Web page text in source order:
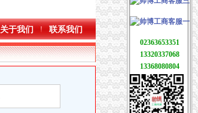
关于我们 联系我们
02363653351
13320337068
13368080804